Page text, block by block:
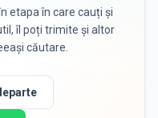
etapa în care cauți și
îl poți trimite și altor
căutare.